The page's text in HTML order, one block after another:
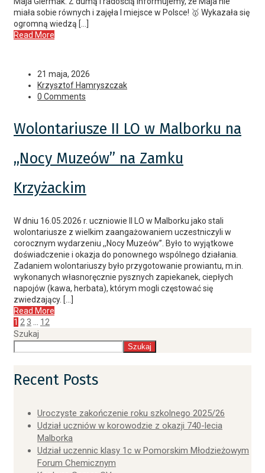
miała sobie równych i zajęła I miejsce w Polsce! 🥇 Wykazała się
ogromną wiedzą […]
Read More
21 maja, 2026
Krzysztof Hamryszczak
0 Comments
Wolontariusze II LO w Malborku na
,,Nocy Muzeów’’ na Zamku
Krzyżackim
W dniu 16.05.2026 r. uczniowie II LO w Malborku jako stali
wolontariusze z wielkim zaangażowaniem uczestniczyli w
corocznym wydarzeniu ,,Nocy Muzeów’’. Było to wyjątkowe
doświadczenie i okazja do ponownego wspólnego działania.
Zadaniem wolontariuszy było przygotowanie prowiantu, m.in.
wykonanych własnoręcznie pysznych zapiekanek, ciepłych
napojów (kawa, herbata), którym mogli częstować się
zwiedzający. […]
Read More
1 2 3 12
Szukaj
Szukaj
Recent Posts
Uroczyste zakończenie roku szkolnego 2025/26
Udział uczniów w korowodzie z okazji 740-lecia
Malborka
Udział uczennic klasy 1c w Pomorskim Młodzieżowym
Forum Chemicznym